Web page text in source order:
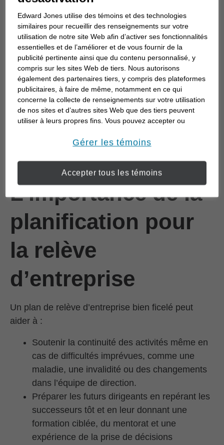
d’entreprise?
Un plan de relève d’entrepriseest un guide qui
décrit ce qui se passe lorsque vous quittez votre
entreprise pour quelque raison que ce soit,
notamment la retraite, la vente ou des
circonstances imprévues comme une maladie.
Plus qu’une stratégie de retraite; il définit qui
déroulera et quelles étapes doivent être franchies
L’importance de la
planification pour
la relève
d’entreprise
Un plan de relève d’entreprise bien ficelé peut
aider à :
Soutenir la continuité des activités même en
cas de difficultés imprévues, comme une
maladie, une invalidité ou des changements
dans l’équipe de direction.
Préparer les futurs dirigeants en repérant les
successeurs tôt et en leur donnant une
formation ciblée, du mentorat et une
expérience de la prise de décisions
Edward Jones utilise des témoins et des technologies
similaires pour recueillir des renseignements sur votre
utilisation de notre site Web afin d’activer ses fonctionnalités
essentielles et de l’améliorer et de vous fournir de la
publicité pertinente ainsi que du contenu personnalisé, y
compris sur les sites Web de tiers. Nous autorisons
également des partenaires tiers, y compris des plateformes
publicitaires, à faire de même, notamment en ce qui
concerne la collecte de renseignements sur votre utilisation
de nos sites et d’autres sites Web que des tiers peuvent
utiliser à leurs propres fins. Vous pouvez accepter ou
Pour en savoir plus sur la façon dont nous utilisons les
veuillez consulter notreDéclaration de confidentialité de
l’information transmise en ligne opens in a new window
.
Gérer les témoins
Accepter tous les témoins